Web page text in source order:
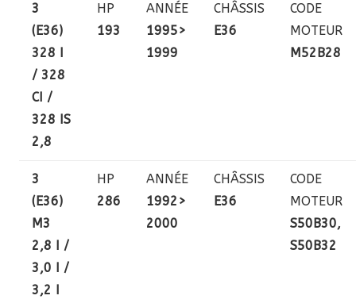
3
(E36)
328 I
/ 328
CI /
328 IS
2,8
HP
193
ANNÉE
1995>
1999
CHÂSSIS
E36
CODE
MOTEUR
M52B28
3
(E36)
M3
2,8 I /
3,0 I /
3,2 I
HP
286
ANNÉE
1992>
2000
CHÂSSIS
E36
CODE
MOTEUR
S50B30,
S50B32